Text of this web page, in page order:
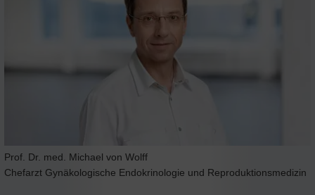
Prof. Dr. med. Michael von Wolff
Chefarzt Gynäkologische Endokrinologie und Reproduktionsmedizin